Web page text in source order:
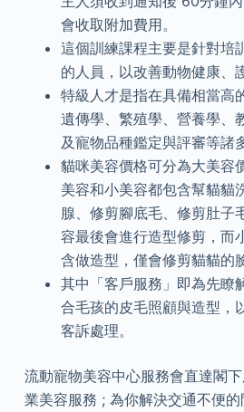
會收取附加費用。
這個訓練課程主要是針對培
的人員，以改善動物健康、
特級人才是指在具備相當高
遺傳學、繁殖學、營養學、
及寵物品種鑑定與評審等諸
貓咪美容價格可分為大美容
美容和小美容都包含幫貓貓
腺、修剪腳底毛、修剪肚子
容最後會進行造型修剪，而
含做造型，僅會修剪貓貓的
其中「客戶服務」即為先瞭
合毛孩的皮毛照顧與造型，
客訴處理。
流動寵物美容中心服務會直達閣
業美容服務 ; 為你解決交通不便